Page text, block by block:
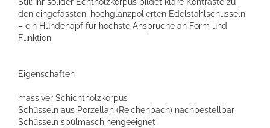
den eingefassten, hochglanzpolierten Edelstahlschüsseln
– ein Hundenapf für höchste Ansprüche an Form und
Funktion.
Eigenschaften
massiver Schichtholzkorpus
Schüsseln aus Porzellan (Reichenbach) nachbestellbar
Schüsseln spülmaschinengeeignet